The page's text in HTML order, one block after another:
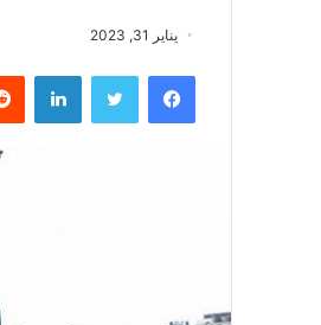
يناير 31, 2023
فيسبوك تويتر